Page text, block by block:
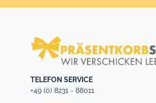
TELEFON SERVICE
+49 (0) 8231 - 88011